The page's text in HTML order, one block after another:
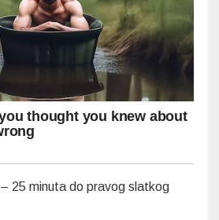
25 minuta do pravog slatkog